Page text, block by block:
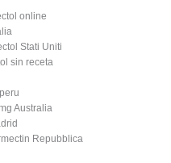
online
Stati Uniti
sin receta
Australia
Repubblica